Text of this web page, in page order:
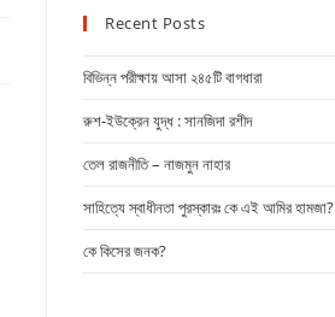
Recent Posts
বিভিন্ন পরীক্ষায় আসা ২৪৫টি বাগধারা
রুশ-ইউক্রেন যুদ্ধ : সানজিদা রশীদ
তেল রাজনীতি – নাজমুন নাহার
সাহিত্যে স্বাধীনতা পুরস্কারঃ কে এই আমির হামজা?
কে কিসের জনক?